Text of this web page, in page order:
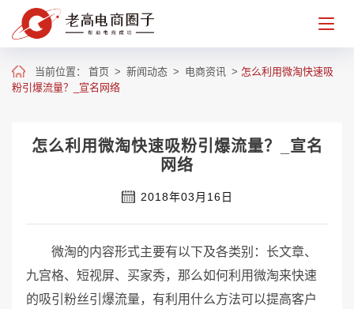
当前位置： 首页 > 新闻动态 > 电商资讯 > 怎么利用微淘快速吸
粉引爆流量？_宣名网络
怎么利用微淘快速吸粉引爆流量？_宣名
网络
2018年03月16日
微淘的内容形式主要有以下及各类别：长文章、
九宫格、短视屏、买家秀，那么如何利用微淘来快速
的吸引粉丝引爆流量，有利用什么方法可以提高客户